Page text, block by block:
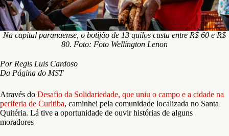
Na capital paranaense, o botijão de 13 quilos custa entre R$ 60 e R$
80. Foto: Foto Wellington Lenon
Por Regis Luis Cardoso
Da Página do MST
Através do Desafio da Solidariedade, que uniu o campo e a cidade na
periferia de Curitiba, caminhei pela comunidade localizada no Santa
Quitéria. Lá tive a oportunidade de ouvir histórias de alguns
moradores